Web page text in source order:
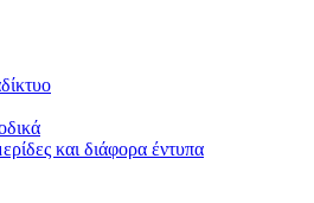
και διάφορα έντυπα